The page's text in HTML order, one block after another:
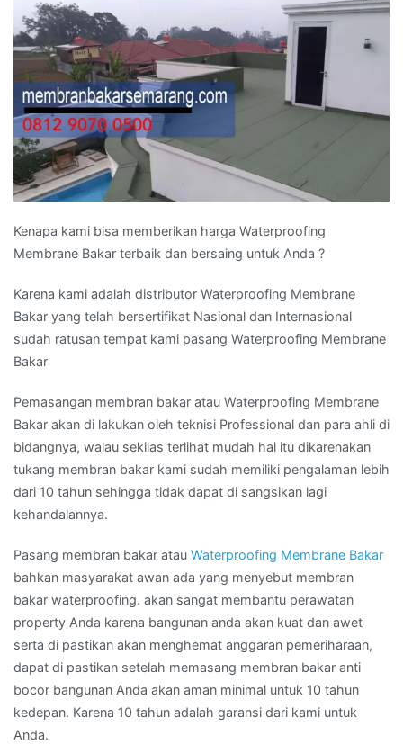
Kenapa kami bisa memberikan harga Waterproofing
Membrane Bakar terbaik dan bersaing untuk Anda ?
Karena kami adalah distributor Waterproofing Membrane
Bakar yang telah bersertifikat Nasional dan Internasional
sudah ratusan tempat kami pasang Waterproofing Membrane
Bakar
Pemasangan membran bakar atau Waterproofing Membrane
Bakar akan di lakukan oleh teknisi Professional dan para ahli di
bidangnya, walau sekilas terlihat mudah hal itu dikarenakan
tukang membran bakar kami sudah memiliki pengalaman lebih
dari 10 tahun sehingga tidak dapat di sangsikan lagi
kehandalannya.
Pasang membran bakar atau Waterproofing Membrane Bakar
bahkan masyarakat awan ada yang menyebut membran
bakar waterproofing. akan sangat membantu perawatan
property Anda karena bangunan anda akan kuat dan awet
serta di pastikan akan menghemat anggaran pemeriharaan,
dapat di pastikan setelah memasang membran bakar anti
bocor bangunan Anda akan aman minimal untuk 10 tahun
kedepan. Karena 10 tahun adalah garansi dari kami untuk
Anda.